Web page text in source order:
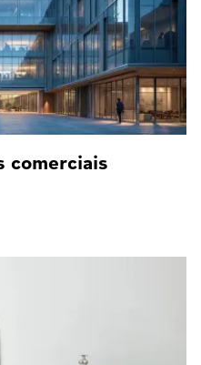
comerciais